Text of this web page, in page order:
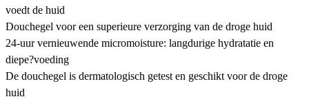
voedt de huid
Douchegel voor een superieure verzorging van de droge huid
24-uur vernieuwende micromoisture: langdurige hydratatie en
diepe?voeding
De douchegel is dermatologisch getest en geschikt voor de droge
huid